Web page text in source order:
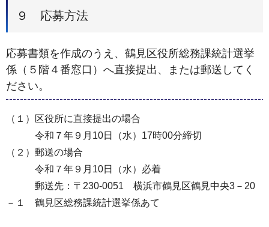
９ 応募方法
応募書類を作成のうえ、鶴見区役所総務課統計選挙
係（５階４番窓口）へ直接提出、または郵送してく
ださい。
（１）区役所に直接提出の場合
令和７年９月10日（水）17時00分締切
（２）郵送の場合
令和７年９月10日（水）必着
郵送先：〒230-0051 横浜市鶴見区鶴見中央3－20
－１ 鶴見区総務課統計選挙係あて